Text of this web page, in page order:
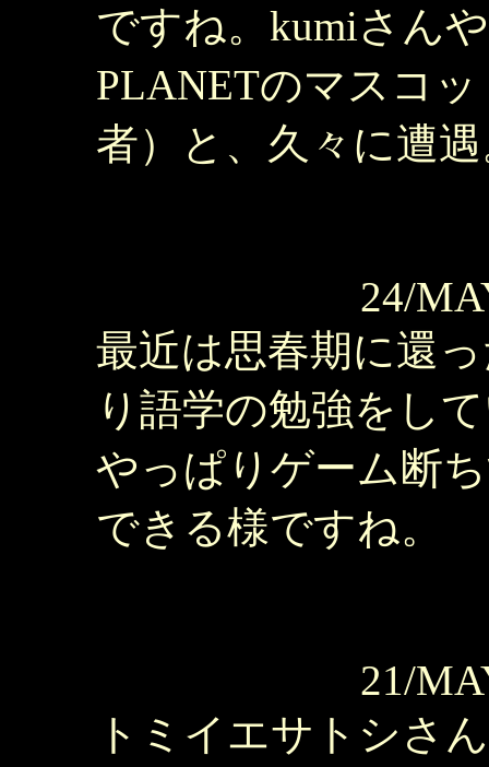
ですね。kumiさん
PLANETのマスコ
者）と、久々に遭
24/
最近は思春期に還
り語学の勉強をし
やっぱりゲーム断
できる様ですね。
21/
トミイエサトシさ